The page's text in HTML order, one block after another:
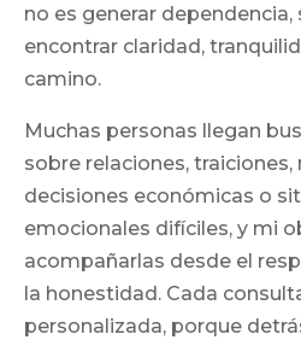
no es generar dependencia,
encontrar claridad,
camino.
Muchas personas llegan
sobre relaciones, traiciones,
decisiones económicas o
emocionales difíciles, y mi
acompañarlas desde el
la honestidad. Cada
personalizada, porque